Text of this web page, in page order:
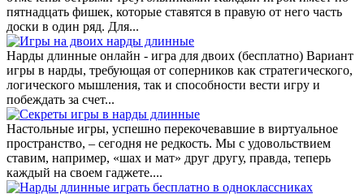
пятнадцать фишек, которые ставятся в правую от него часть
доски в один ряд. Для...
Нарды длинные онлайн - игра для двоих (бесплатно) Вариант
игры в нарды, требующая от соперников как стратегического,
логического мышления, так и способности вести игру и
побеждать за счет...
Настольные игры, успешно перекочевавшие в виртуальное
пространство, – сегодня не редкость. Мы с удовольствием
ставим, например, «шах и мат» друг другу, правда, теперь
каждый на своем гаджете....